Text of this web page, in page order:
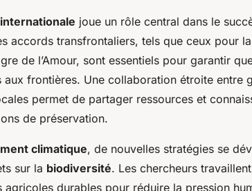
joue un rôle central dans le
accords transfrontaliers, tels que ceux pour
de l’Amour, sont essentiels pour garantir
aux frontières. Une collaboration étroite entre
permet de partager ressources et
de préservation.
climatique, de nouvelles stratégies se
sur la biodiversité. Les chercheurs
agricoles durables pour réduire la pression